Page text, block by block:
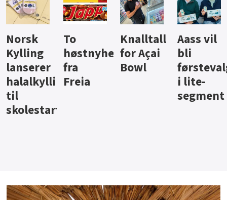
Knalltall
for Açai
Bowl
Aass vil
bli
førstevalg
i lite-
Brus og
jus fra
Berentsen
Hard
iste fra
Hansa